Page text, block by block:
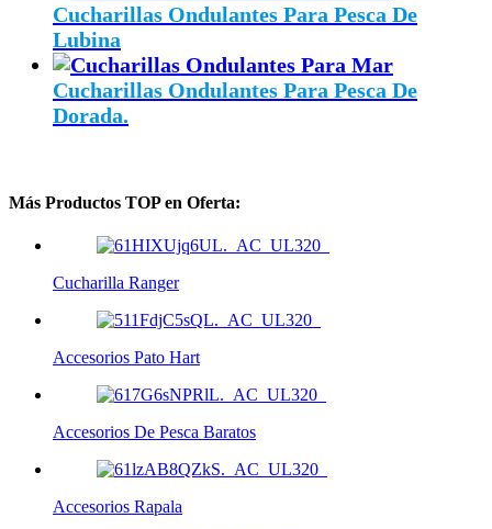
Cucharillas Ondulantes Para Pesca De
Lubina
Cucharillas Ondulantes Para Pesca De
Dorada.
Más Productos TOP en Oferta:
Cucharilla Ranger
Accesorios Pato Hart
Accesorios De Pesca Baratos
Accesorios Rapala